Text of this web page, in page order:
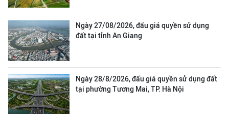
Ngày 27/08/2026, đấu giá quyền sử dụng
đất tại tỉnh An Giang
Ngày 28/8/2026, đấu giá quyền sử dụng đất
tại phường Tương Mai, TP. Hà Nội